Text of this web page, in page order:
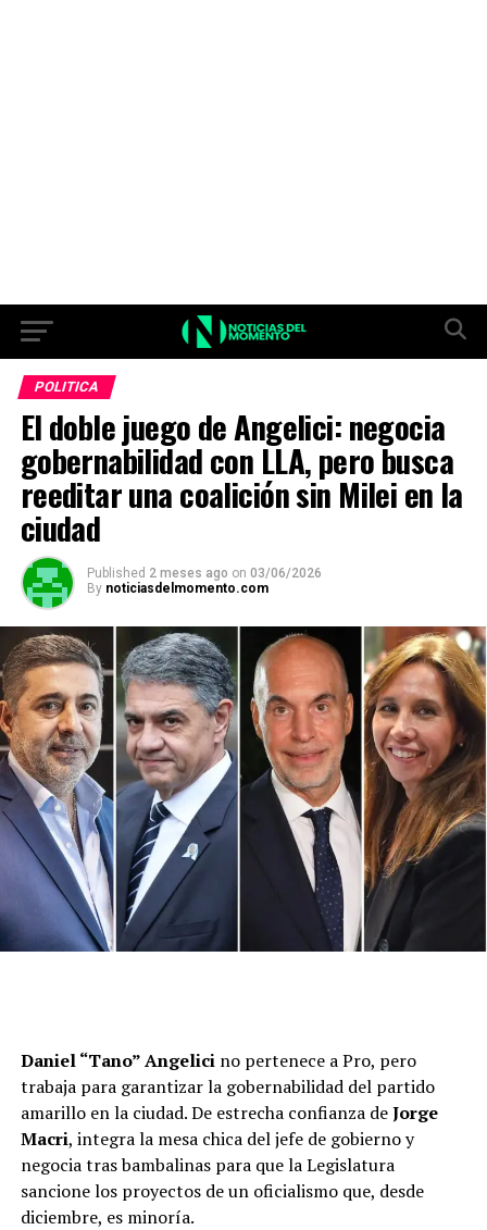
POLITICA
El doble juego de Angelici: negocia
gobernabilidad con LLA, pero busca
reeditar una coalición sin Milei en la
ciudad
Published 2 meses ago on 03/06/2026
By noticiasdelmomento.com
Daniel “Tano” Angelicino pertenece a Pro, pero
trabaja para garantizar la gobernabilidad del partido
amarillo en la ciudad. De estrecha confianza deJorge
Macri, integra la mesa chica del jefe de gobierno y
negocia tras bambalinas para que la Legislatura
sancione los proyectos de un oficialismo que, desde
diciembre, es minoría.